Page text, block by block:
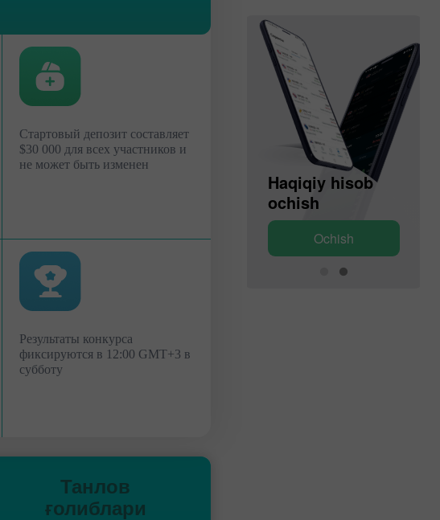
Стартовый депозит составляет
$30 000 для всех участников и
не может быть изменен
Результаты конкурса
фиксируются в 12:00 GMT+3 в
субботу
Танлов
ғолиблари
Ochish
Haqiqiy hisob
ochish
Ochish